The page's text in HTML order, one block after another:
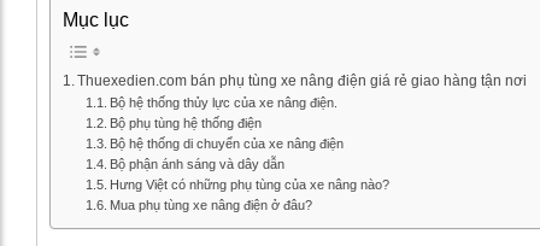
Mục lục
Thuexedien.com bán phụ tùng xe nâng điện giá rẻ giao hàng tận nơi
Bộ hệ thống thủy lực của xe nâng điện.
Bộ phụ tùng hệ thống điện
Bộ hệ thống di chuyển của xe nâng điện
Bộ phận ánh sáng và dây dẫn
Hưng Việt có những phụ tùng của xe nâng nào?
Mua phụ tùng xe nâng điện ở đâu?